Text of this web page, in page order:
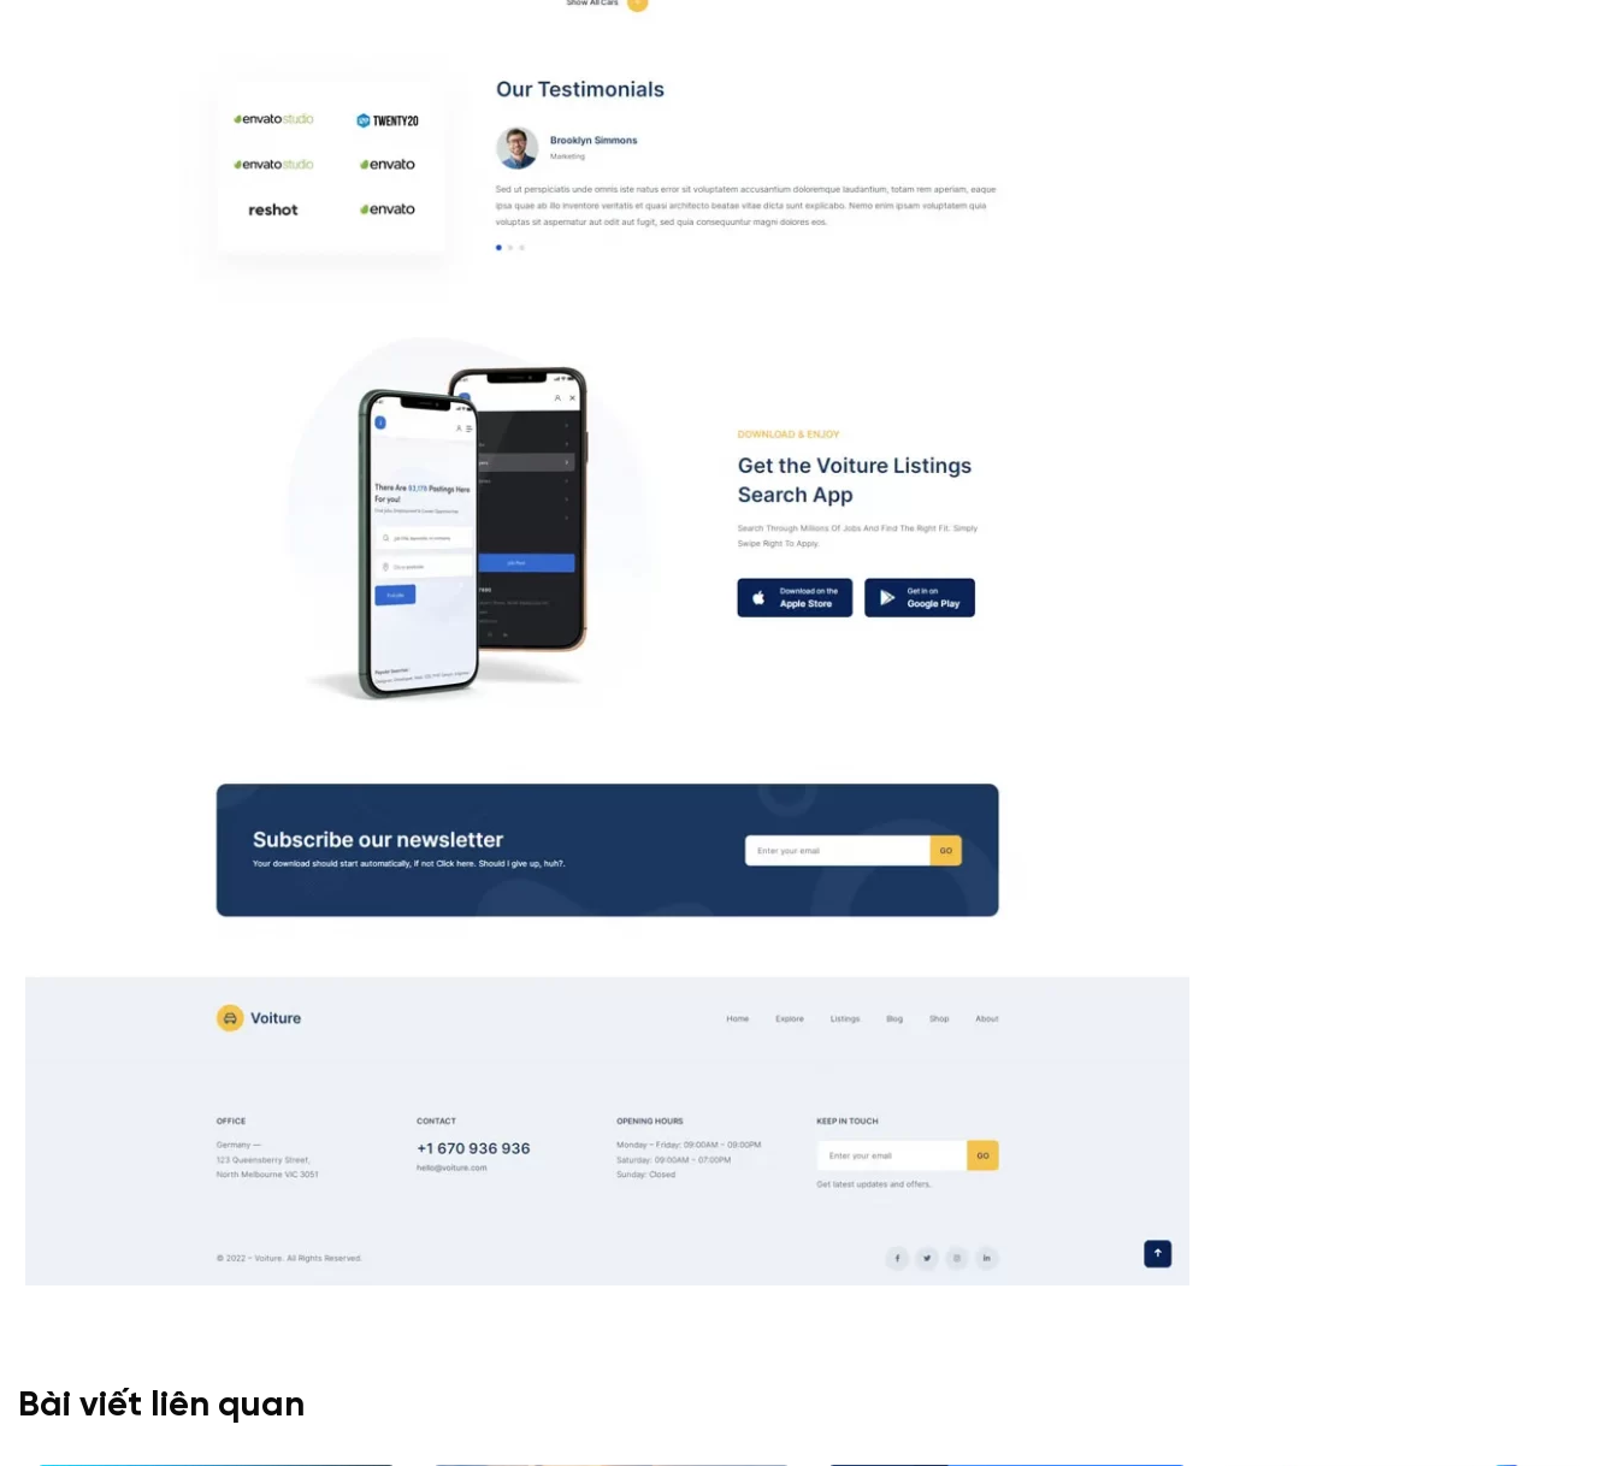
Bài viết liên quan